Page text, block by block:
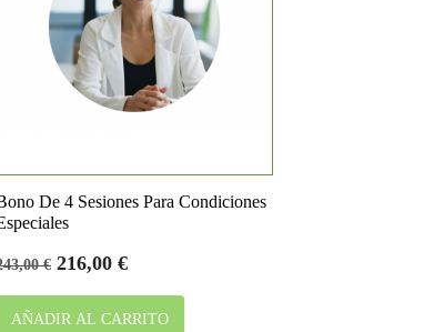
Vista rápida
De 4 Sesiones Para Condiciones
€ Precio
216,00 €
AÑADIR AL CARRITO